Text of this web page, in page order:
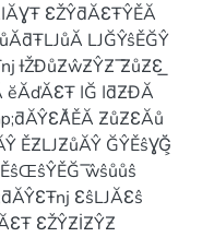
ƐŽŶƌĂƐŦŶĚĂ
ǇĞŶŝĚĞŶ
ƚŽƉůƵŵƵŶƵ ͞ƵůƵƐ͟
ǀĞ ǀƌƵƉĂ
ƵůƵƐĂů
ĚƵǇƵůĂŶ ĞŶĚŝƔĞ͕
͞ŵŝůůŝ
ƐŝǇĂƐŝ
ƐŽŶƵİƵŶƵ